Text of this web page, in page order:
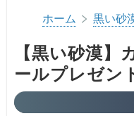
ホーム > 黒い砂
【黒い砂漠】
ールプレゼン